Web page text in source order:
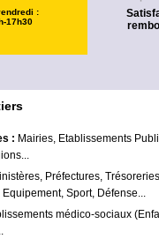
:
17h30
: Mairies, Etablissements
Préfectures,
Sport, Défense...
médico-sociaux